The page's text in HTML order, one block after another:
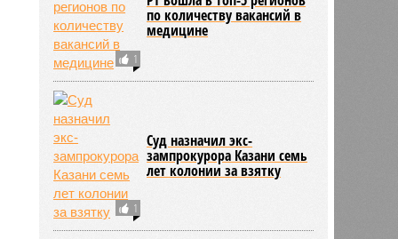
1
по количеству вакансий в
медицине
1
Суд назначил экс-
зампрокурора Казани семь
лет колонии за взятку